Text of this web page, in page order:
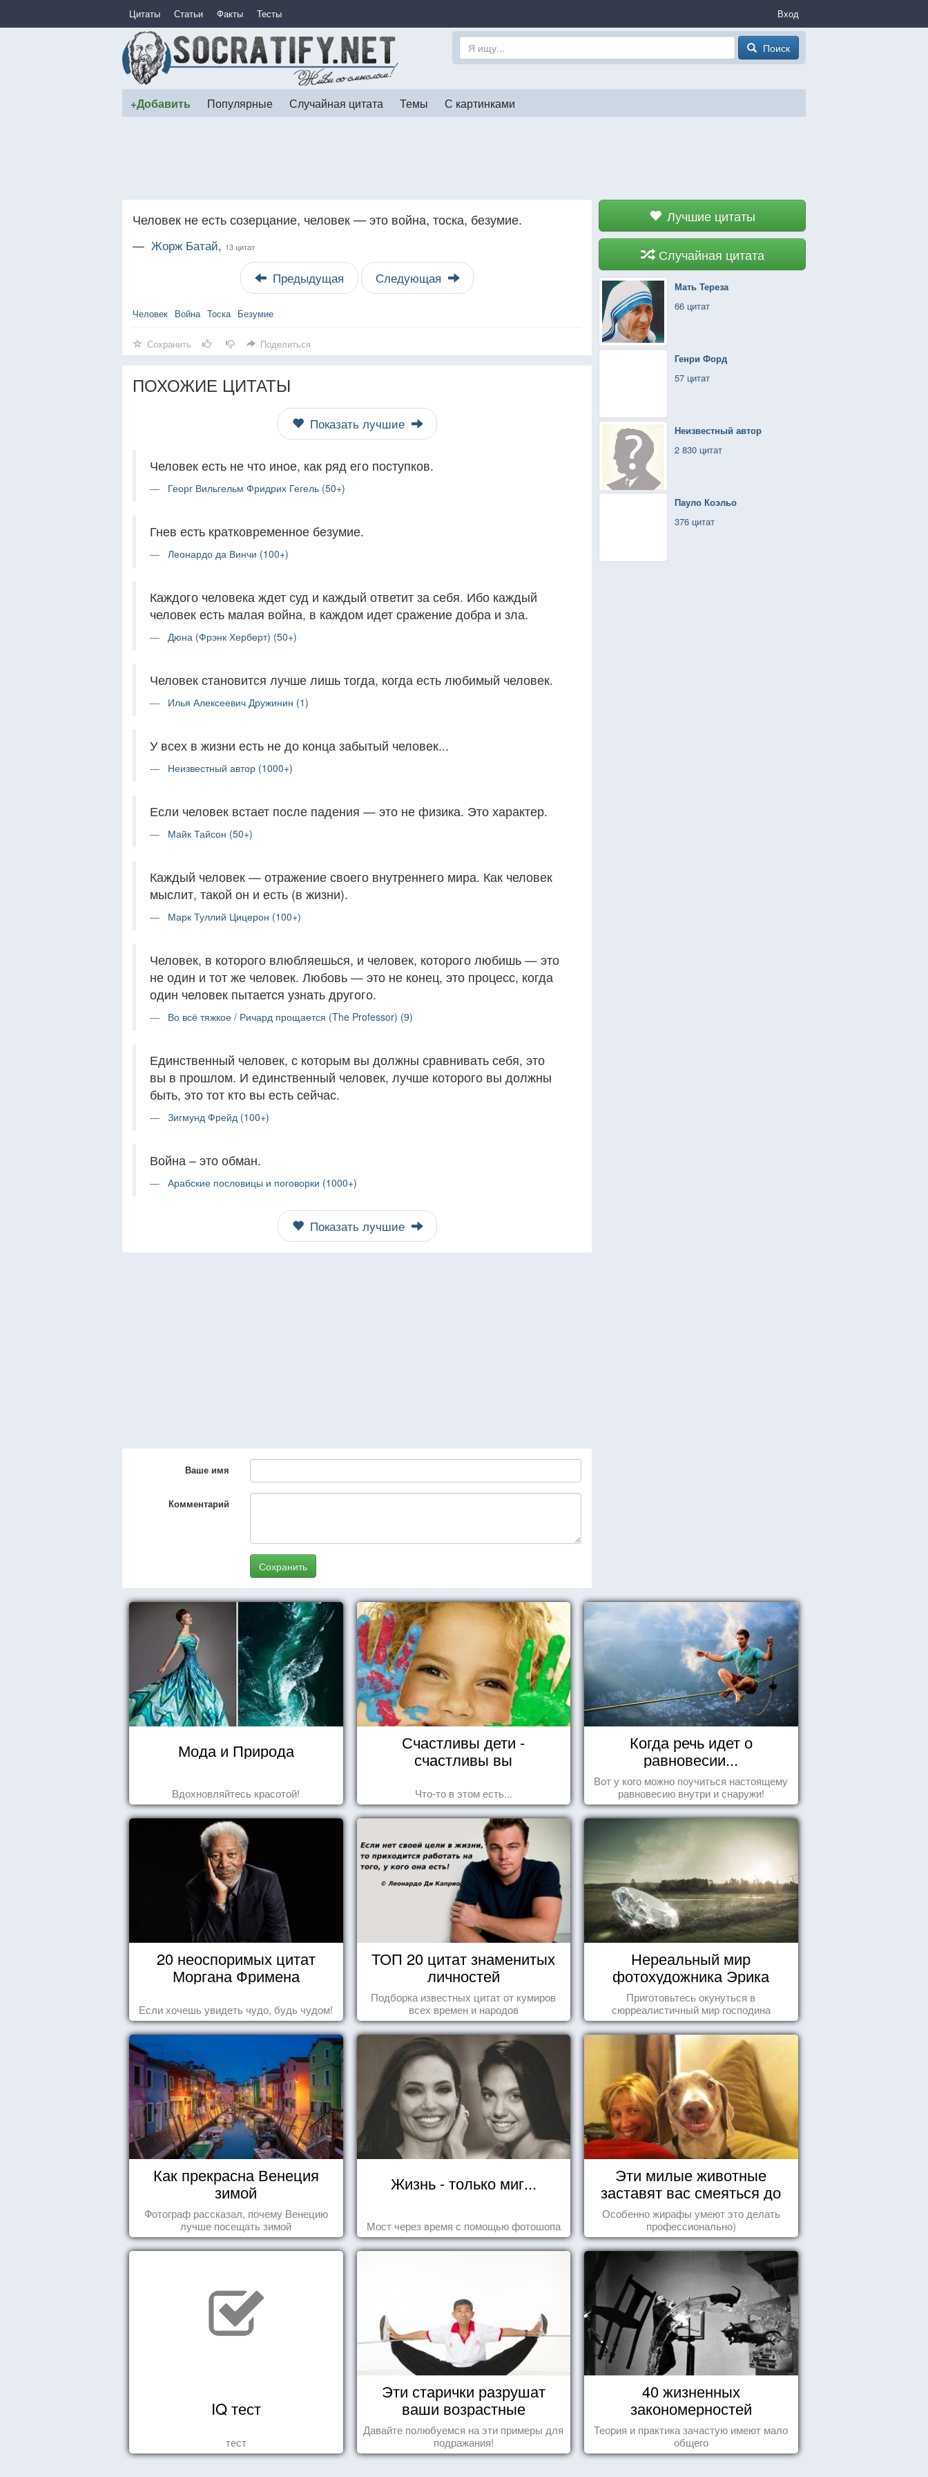
Цитаты Статьи Факты Тесты Вход
Поиск
+Добавить Популярные Случайная цитата Темы С картинками
Лучшие цитаты
Случайная цитата
Мать Тереза
66 цитат
Генри Форд
57 цитат
Неизвестный автор
2 830 цитат
Пауло Коэльо
376 цитат
Человек не есть созерцание, человек — это война, тоска, безумие.
— Жорж Батай, 13 цитат
Предыдущая Следующая
Человек Война Тоска Безумие
Сохранить Поделиться
ПОХОЖИЕ ЦИТАТЫ
Показать лучшие
Человек есть не что иное, как ряд его поступков.
Георг Вильгельм Фридрих Гегель (50+)
Гнев есть кратковременное безумие.
Леонардо да Винчи (100+)
Каждого человека ждет суд и каждый ответит за себя. Ибо каждый
человек есть малая война, в каждом идет сражение добра и зла.
Дюна (Фрэнк Херберт) (50+)
Человек становится лучше лишь тогда, когда есть любимый человек.
Илья Алексеевич Дружинин (1)
У всех в жизни есть не до конца забытый человек...
Неизвестный автор (1000+)
Если человек встает после падения — это не физика. Это характер.
Майк Тайсон (50+)
Каждый человек — отражение своего внутреннего мира. Как человек
мыслит, такой он и есть (в жизни).
Марк Туллий Цицерон (100+)
Человек, в которого влюбляешься, и человек, которого любишь — это
не один и тот же человек. Любовь — это не конец, это процесс, когда
один человек пытается узнать другого.
Во всё тяжкое / Ричард прощается (The Professor) (9)
Единственный человек, с которым вы должны сравнивать себя, это
вы в прошлом. И единственный человек, лучше которого вы должны
быть, это тот кто вы есть сейчас.
Зигмунд Фрейд (100+)
Война – это обман.
Арабские пословицы и поговорки (1000+)
Показать лучшие
Ваше имя
Комментарий
Сохранить
Мода и Природа
Вдохновляйтесь красотой!
Счастливы дети -
счастливы вы
Что-то в этом есть...
Когда речь идет о
равновесии...
Вот у кого можно поучиться настоящему
равновесию внутри и снаружи!
20 неоспоримых цитат
Моргана Фримена
Если хочешь увидеть чудо, будь чудом!
ТОП 20 цитат знаменитых
личностей
Подборка известных цитат от кумиров
всех времен и народов
Нереальный мир
фотохудожника Эрика
Йоханссона
Приготовьтесь окунуться в
сюрреалистичный мир господина
Йоханссона
Как прекрасна Венеция
зимой
Фотограф рассказал, почему Венецию
лучше посещать зимой
Жизнь - только миг...
Мост через время с помощью фотошопа
Эти милые животные
заставят вас смеяться до
упаду!
Особенно жирафы умеют это делать
профессионально)
IQ тест
тест
Эти старички разрушат
ваши возрастные
стереотипы
Давайте полюбуемся на эти примеры для
подражания!
40 жизненных
закономерностей
Теория и практика зачастую имеют мало
общего